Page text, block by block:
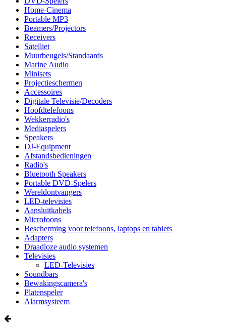
Home-Cinema
Portable MP3
Beamers/Projectors
Receivers
Satelliet
Muurbeugels/Standaards
Marine Audio
Minisets
Projectieschermen
Accessoires
Digitale Televisie/Decoders
Hoofdtelefoons
Wekkerradio's
Mediaspelers
Speakers
DJ-Equipment
Afstandsbedieningen
Radio's
Bluetooth Speakers
Portable DVD-Spelers
Wereldontvangers
LED-televisies
Aansluitkabels
Microfoons
Bescherming voor telefoons, laptops en tablets
Adapters
Draadloze audio systemen
Televisies
LED-Televisies
Soundbars
Bewakingscamera's
Platenspeler
Alarmsysteem